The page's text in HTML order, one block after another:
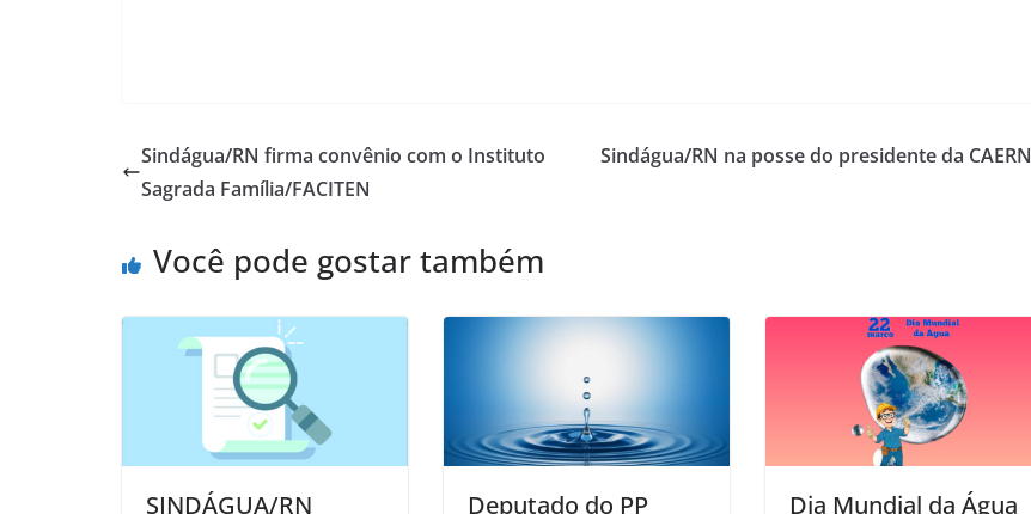
Sindágua/RN firma convênio com o Instituto
Sagrada Família/FACITEN
Sindágua/RN na posse do presidente da CAERN
Você pode gostar também
SINDÁGUA/RN
Deputado do PP
Dia Mundial da Água